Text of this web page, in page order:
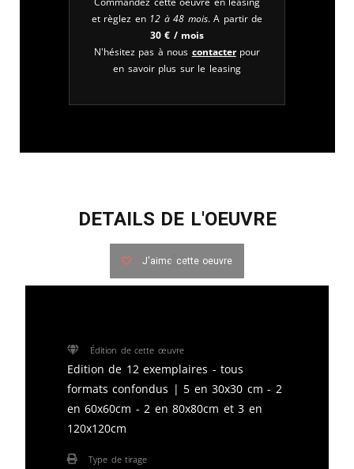
et règlez en 12 à 48 mois. A partir de
30€ / mois
N'hésitez pas à nous contacterpour
en savoir plus sur le leasing
DETAILS DE L'OEUVRE
J'aime cette oeuvre
Édition de cette œuvre
Edition de 12 exemplaires - tous
formats confondus | 5 en 30x30 cm - 2
en 60x60cm - 2 en 80x80cm et 3 en
120x120cm
Type de tirage